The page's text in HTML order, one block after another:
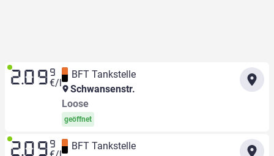
2.09 9
€/l
BFT Tankstelle
Schwansenstr.
Loose
geöffnet
2.09 9
BFT Tankstelle